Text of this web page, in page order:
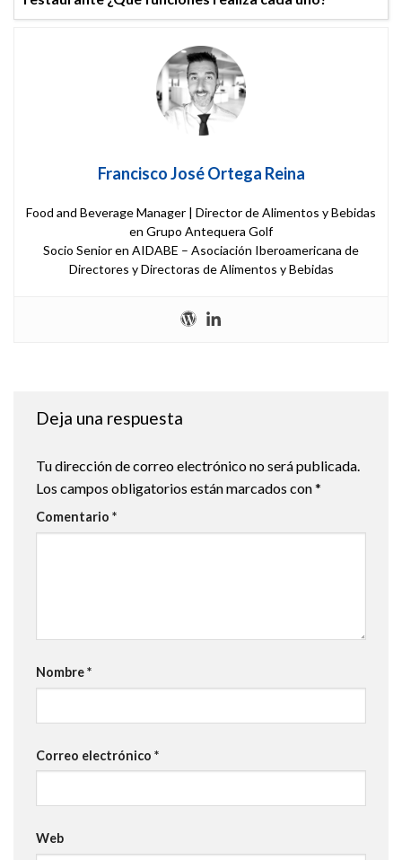
Francisco José Ortega Reina
Food and Beverage Manager | Director de Alimentos y Bebidas
en Grupo Antequera Golf
Socio Senior en AIDABE – Asociación Iberoamericana de
Directores y Directoras de Alimentos y Bebidas
Deja una respuesta
Tu dirección de correo electrónico no será publicada.
Los campos obligatorios están marcados con*
Comentario *
Nombre*
Correo electrónico *
Web